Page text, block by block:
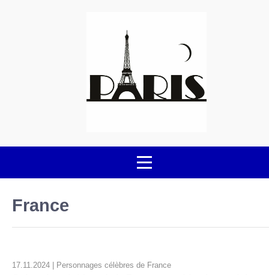
France
17.11.2024 | Personnages célèbres de France